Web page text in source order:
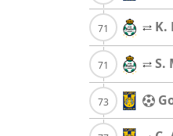
K.
S.